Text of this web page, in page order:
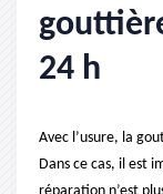
24 h
Avec l’usure, la
Dans ce cas, il est